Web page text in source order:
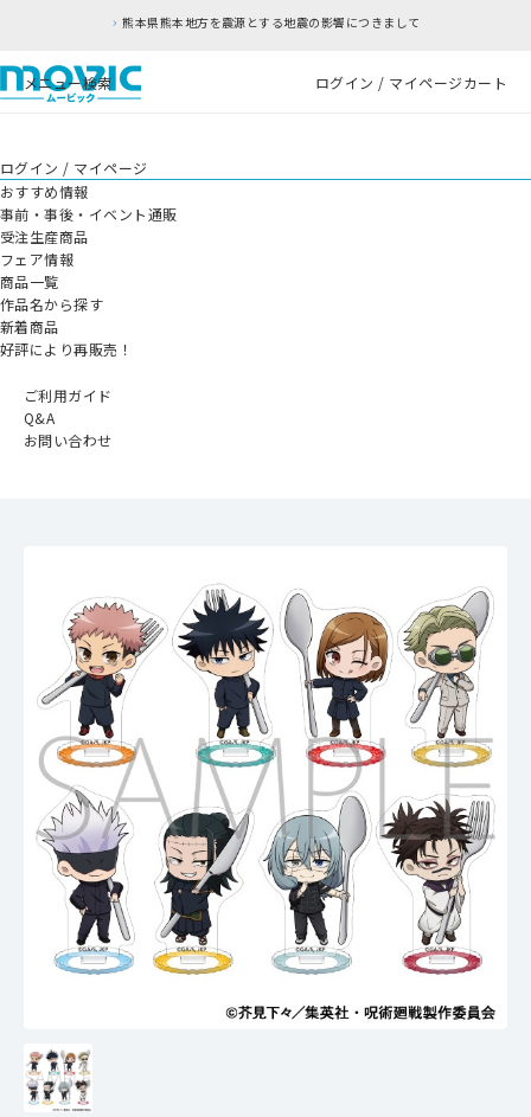
熊本県熊本地方を震源とする地震の影響につきまして
メニュー検索 ログイン / マイページカート
ログイン / マイページ
おすすめ情報
事前・事後・イベント通販
受注生産商品
フェア情報
商品一覧
作品名から探す
新着商品
好評により再販売！
ご利用ガイド
Q&A
お問い合わせ